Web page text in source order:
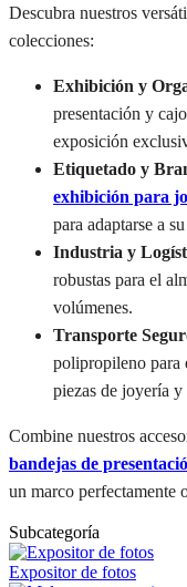
Descubra nuestros
colecciones:
Exhibición y
presentación y
exposición
Etiquetado y
exhibición para
para adaptarse a
Industria y
robustas para el
volúmenes.
Transporte
polipropileno para
piezas de joyería
Combine nuestros
bandejas de
un marco perfectamente
Subcategoría
Expositor de fotos